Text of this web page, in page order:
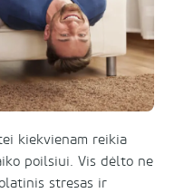
kiekvienam reikia
poilsiui. Vis dėlto ne
stresas ir